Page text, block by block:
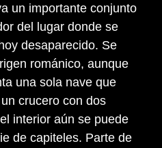
un importante conjunto
del lugar donde se
desaparecido. Se
románico, aunque
una sola nave que
crucero con dos
interior aún se puede
de capiteles. Parte de